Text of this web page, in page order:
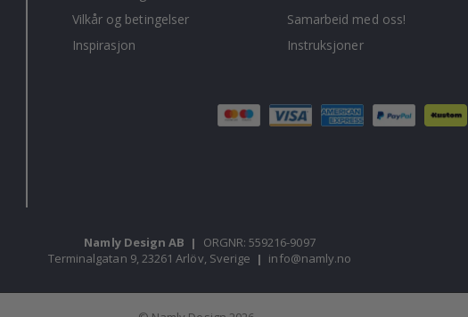
Vilkår og betingelser
Inspirasjon
Samarbeid med oss!
Instruksjoner
Namly Design AB |
ORGNR: 559216-9097
Terminalgatan 9, 23261 Arlöv, Sverige | info@namly.no